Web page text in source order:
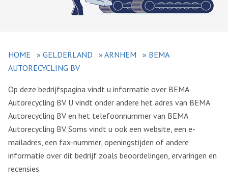
HOME » GELDERLAND » ARNHEM » BEMA
AUTORECYCLING BV
Op deze bedrijfspagina vindt u informatie over BEMA
Autorecycling BV. U vindt onder andere het adres van BEMA
Autorecycling BV en het telefoonnummer van BEMA
Autorecycling BV. Soms vindt u ook een website, een e-
mailadres, een fax-nummer, openingstijden of andere
informatie over dit bedrijf zoals beoordelingen, ervaringen en
recensies.